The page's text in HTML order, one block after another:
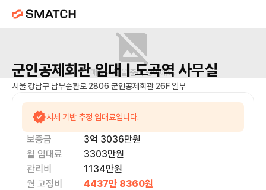
매물 사진을 준비 중이에요.
군인공제회관임대 | 도곡역사무실
서울 강남구 남부순환로 2806 군인공제회관 26F 일부
시세 기반 추정 임대료입니다.
보증금 3억 3036만원
월 임대료
3303만원
관리비
1134만원
월 고정비
4437만 8360원